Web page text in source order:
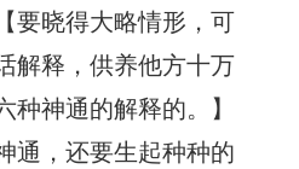
要晓得大略情形，可
解释，供养他方十万
神通的解释的。】
通，还要生起种种的